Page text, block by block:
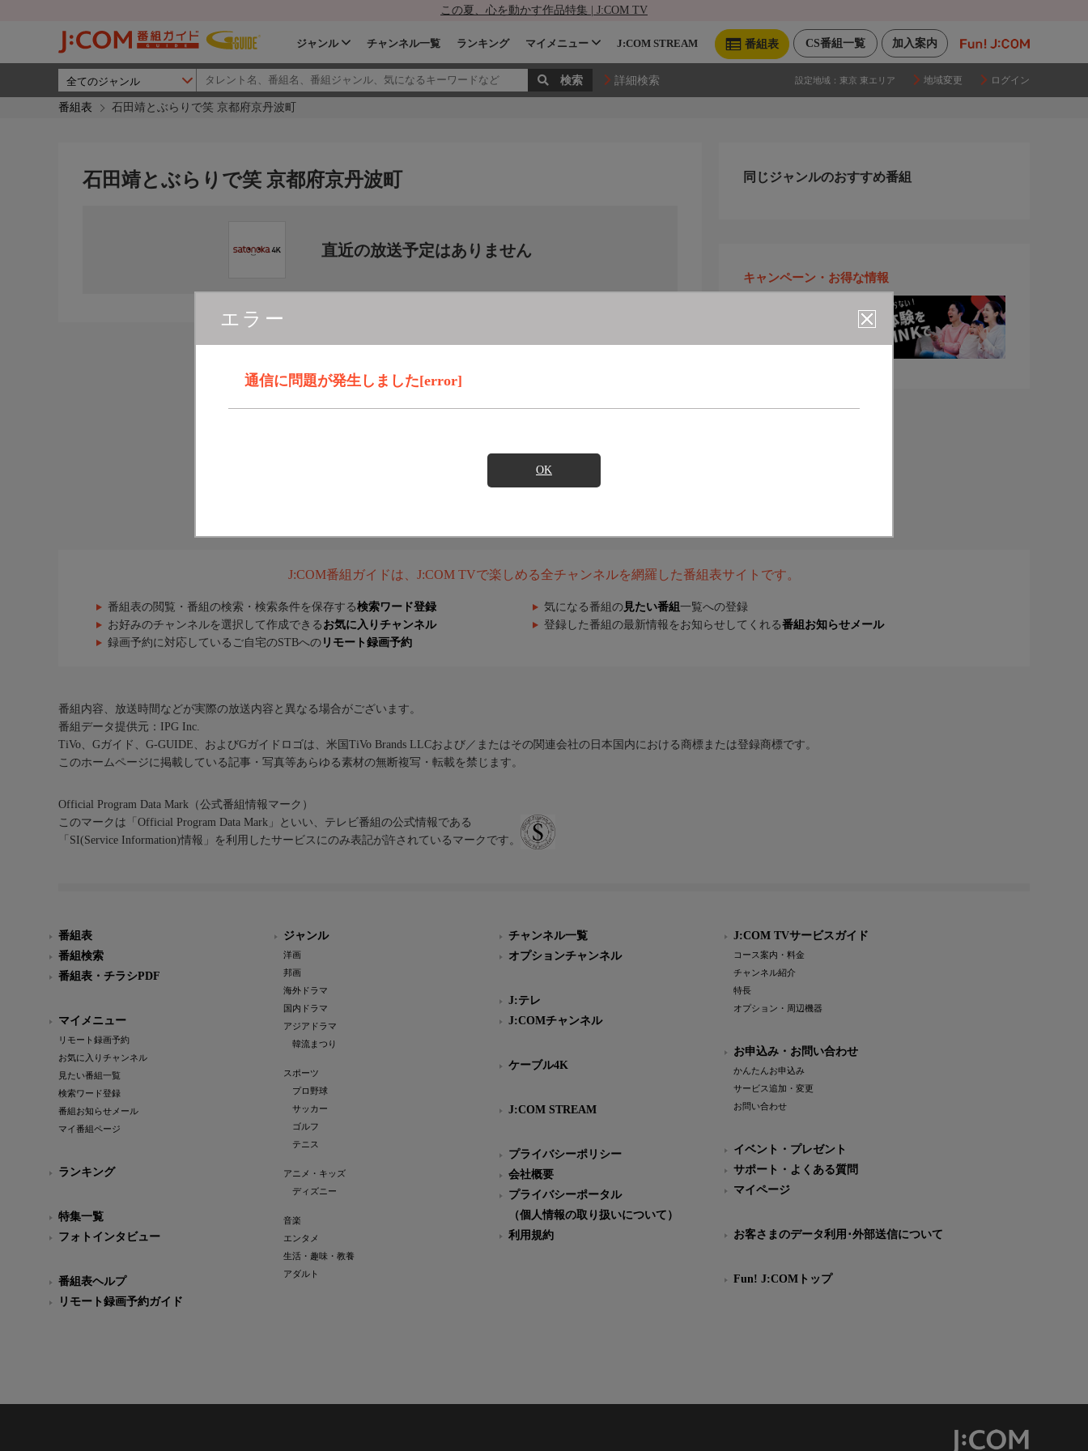
この夏、心を動かす作品特集 | J:COM TV
加入案内
CS番組一覧
番組表
ジャンル チャンネル一覧 ランキング マイメニュー J:COM STREAM
詳細検索 設定地域： 東京 東エリア 地域変更 ログイン
番組表 石田靖とぶらりで笑 京都府京丹波町
エラー
通信に問題が発生しました[error]
OK
石田靖とぶらりで笑 京都府京丹波町
直近の放送予定はありません
同じジャンルのおすすめ番組
キャンペーン・お得な情報
J:COM番組ガイドは、J:COM TVで楽しめる全チャンネルを網羅した番組表サイトです。
番組表の閲覧・番組の検索・検索条件を保存する検索ワード登録 気になる番組の 見たい番組 一覧への登録
お好みのチャンネルを選択して作成できる お気に入りチャンネル 登録した番組の最新情報をお知らせしてくれる番組お知らせメール
録画予約に対応しているご自宅のSTBへの リモート録画予約
番組内容、放送時間などが実際の放送内容と異なる場合がございます。
番組データ提供元：IPG Inc.
TiVo、Gガイド、G-GUIDE、およびGガイドロゴは、米国TiVo Brands LLCおよび／またはその関連会社の日本国内における商標または登録商標です。
このホームページに掲載している記事・写真等あらゆる素材の無断複写・転載を禁じます。
Official Program Data Mark（公式番組情報マーク）
このマークは「Official Program Data Mark」といい、テレビ番組の公式情報である
「SI(Service Information)情報」を利用したサービスにのみ表記が許されているマークです。
番組表
番組検索
番組表・チラシPDF
マイメニュー
リモート録画予約
お気に入りチャンネル
見たい番組一覧
検索ワード登録
番組お知らせメール
マイ番組ページ
ランキング
特集一覧
フォトインタビュー
番組表ヘルプ
リモート録画予約ガイド
ジャンル
洋画
邦画
海外ドラマ
国内ドラマ
アジアドラマ
韓流まつり
スポーツ
プロ野球
サッカー
ゴルフ
テニス
アニメ・キッズ
ディズニー
音楽
エンタメ
生活・趣味・教養
アダルト
チャンネル一覧
オプションチャンネル
J:テレ
J:COMチャンネル
ケーブル4K
J:COM STREAM
プライバシーポリシー
会社概要
プライバシーポータル
（個人情報の取り扱いについて）
利用規約
J:COM TVサービスガイド
コース案内・料金
チャンネル紹介
特長
オプション・周辺機器
お申込み・お問い合わせ
かんたんお申込み
サービス追加・変更
お問い合わせ
イベント・プレゼント
サポート・よくある質問
マイページ
お客さまのデータ利用･外部送信について
Fun! J:COMトップ